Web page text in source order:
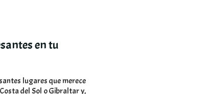
en tu
lugares que merece
del Sol o Gibraltar y,